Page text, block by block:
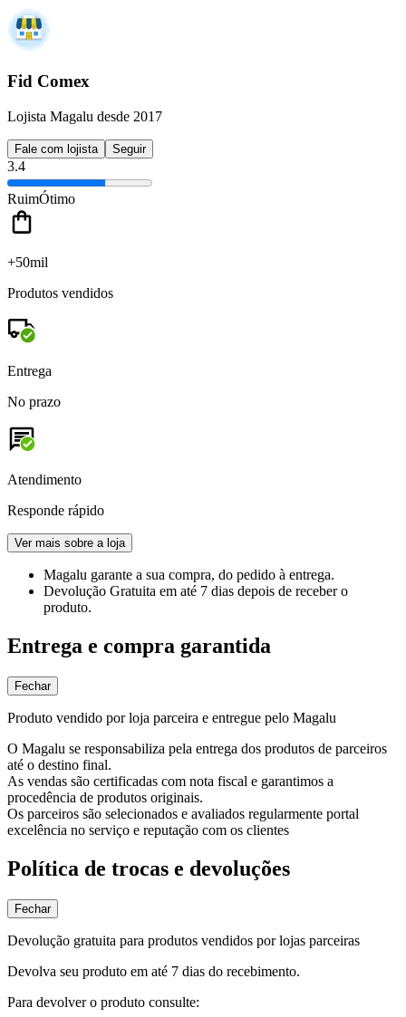
Fid Comex
Lojista Magalu desde 2017
Fale com lojista Seguir
3.4
RuimÓtimo
+50mil
Produtos vendidos
Entrega
No prazo
Atendimento
Responde rápido
Ver mais sobre a loja
Magalu garante a sua compra, do pedido à entrega.
Devolução Gratuita em até 7 dias depois de receber o
produto.
Entrega e compra garantida
Fechar
Produto vendido por loja parceira e entregue pelo Magalu
O Magalu se responsabiliza pela entrega dos produtos de parceiros
até o destino final.
As vendas são certificadas com nota fiscal e garantimos a
procedência de produtos originais.
Os parceiros são selecionados e avaliados regularmente portal
excelência no serviço e reputação com os clientes
Política de trocas e devoluções
Fechar
Devolução gratuita para produtos vendidos por lojas parceiras
Devolva seu produto em até 7 dias do recebimento.
Para devolver o produto consulte: